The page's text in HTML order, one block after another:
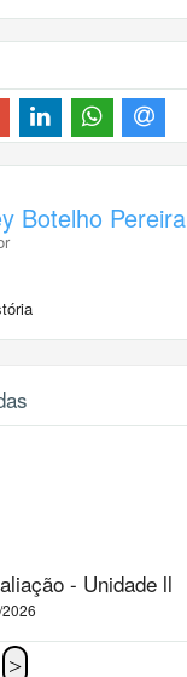
Botelho Pereira
- Unidade ll